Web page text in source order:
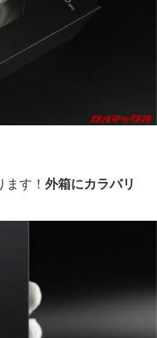
ます！外箱にカラバリ